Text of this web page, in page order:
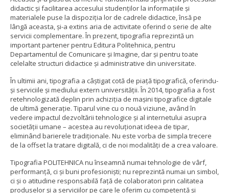
didactic și facilitarea accesului studenților la informațiile și
materialele puse la dispoziția lor de cadrele didactice, însă pe
lângă aceasta, și-a extins aria de activitate oferind o serie de alte
servicii complementare. În prezent, tipografia reprezintă un
important partener pentru Editura Politehnica, pentru
Departamentul de Comunicare și Imagine, dar și pentru toate
celelalte structuri didactice și administrative din universitate.
În ultimii ani, tipografia a câștigat cotă de piață tipografică, oferindu-
și serviciile și mediului extern universității. În 2014, tipografia a fost
retehnologizată deplin prin achiziția de mașini tipografice digitale
de ultimă generație. Tiparul vine cu o nouă viziune, având în
vedere impactul dezvoltării tehnologice și al internetului asupra
societății umane – acestea au revoluționat ideea de tipar,
eliminând barierele tradiționale. Nu este vorba de simpla trecere
de la offset la tratare digitală, ci de noi modalități de a crea valoare.
Tipografia POLITEHNICA nu înseamnă numai tehnologie de vârf,
performanță, ci și buni profesioniști; nu reprezintă numai un simbol,
ci și o atitudine responsabilă față de colaboratori prin calitatea
produselor și a serviciilor pe care le oferim cu competență și